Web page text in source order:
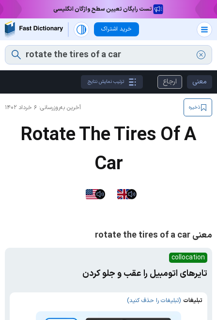
تست رایگان تعیین سطح واژگان انگلیسی
خرید اشتراک
معنی ارجاع ترتیب نمایش نتایج
آخرین به‌روزرسانی: ۶ خرداد ۱۴۰۲ ذخیره
Rotate The Tires Of A
Car
معنی rotate the tires of a car
collocation
تایرهای اتومبیل را عقب و جلو کردن
تبلیغات (تبلیغات را حذف کنید)